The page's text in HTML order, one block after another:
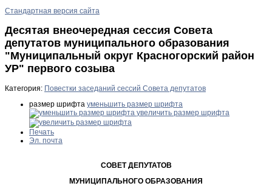
Стандартная версия сайта
Десятая внеочередная сессия Совета
депутатов муниципального образования
"Муниципальный округ Красногорский район
УР" первого созыва
Категория: Повестки заседаний сессий Совета депутатов
размер шрифта уменьшить размер шрифта
увеличить размер шрифта
Печать
Эл. почта
СОВЕТ ДЕПУТАТОВ
МУНИЦИПАЛЬНОГО ОБРАЗОВАНИЯ